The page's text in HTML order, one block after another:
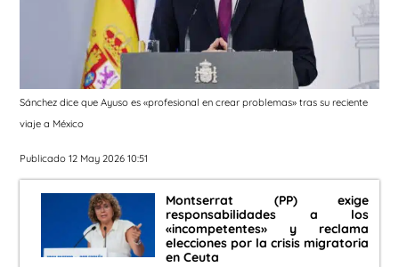
Sánchez dice que Ayuso es «profesional en crear problemas» tras su reciente
viaje a México
Publicado 12 May 2026 10:51
Montserrat (PP) exige
responsabilidades a los
«incompetentes» y reclama
elecciones por la crisis migratoria
en Ceuta